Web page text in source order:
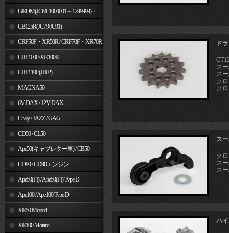
MSX125SF
GROM(JC61-1000001～1299999)・
MSX125CB125R(JC79/JC91)
CRF50F・XR50R / CRF70F・XR70R
CRF100F/XR100R
CRF110F(JE02)
MAGNA50
6V DAX / 12V DAX
Chaly / JAZZ / GAG
CD50 / CL50
Ape50(キャブレター車) / CB50
CD90 / CD90エンジン
Ape50(FI) / Ape50(FI) Type D
Ape100 / Ape100 Type D
XR50 Motard
XR100 Motard
ド
ス
ス
ク
ク
ス
ク
ス
ス
ハ